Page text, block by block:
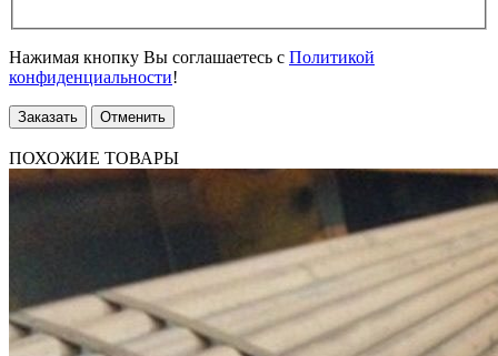
Нажимая кнопку Вы соглашаетесь с Политикой
конфиденциальности!
Заказать Отменить
ПОХОЖИЕ ТОВАРЫ